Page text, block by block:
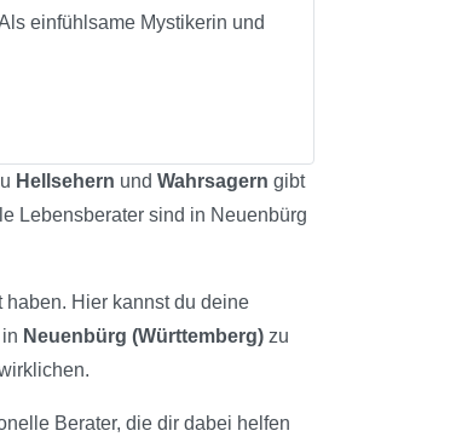
einfühlsame Mystikerin und
Hellsehern und Wahrsagern gibt
Lebensberater sind in Neuenbürg
haben. Hier kannst du deine
Neuenbürg (Württemberg) zu
Berater, die dir dabei helfen